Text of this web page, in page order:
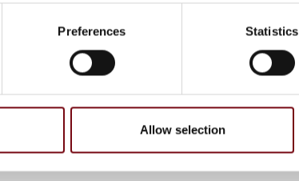
Preferences Statistics
Allow selection